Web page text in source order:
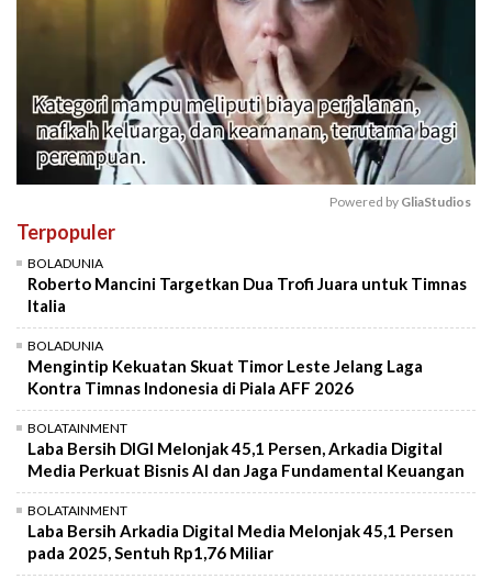
Powered by GliaStudios
Terpopuler
BOLADUNIA
Roberto Mancini Targetkan Dua Trofi Juara untuk Timnas
Italia
BOLADUNIA
Mengintip Kekuatan Skuat Timor Leste Jelang Laga
Kontra Timnas Indonesia di Piala AFF 2026
BOLATAINMENT
Laba Bersih DIGI Melonjak 45,1 Persen, Arkadia Digital
Media Perkuat Bisnis AI dan Jaga Fundamental Keuangan
BOLATAINMENT
Laba Bersih Arkadia Digital Media Melonjak 45,1 Persen
pada 2025, Sentuh Rp1,76 Miliar